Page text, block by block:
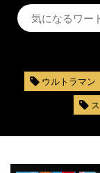
ウルトラマン